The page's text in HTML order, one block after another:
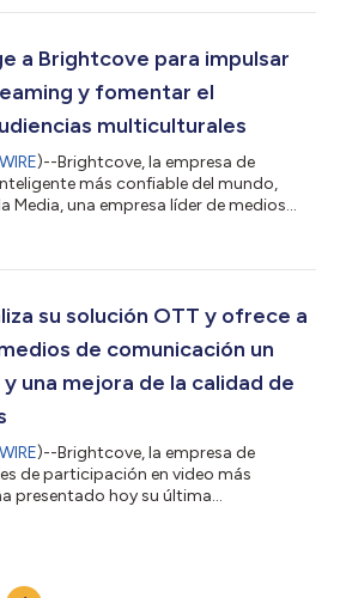
digitales significativas. Con el respaldo
IA patentada, Brightcove está
a Brightcove para impulsar
y fomentar el
multiculturales
)--Brightcove, la empresa de
más confiable del mundo,
Media, una empresa líder de medios
A través de la tecnología de video
al mejorar sus capacidades de
servicios y pr...
su solución OTT y ofrece a
de comunicación un
una mejora de la calidad de
)--Brightcove, la empresa de
de participación en video más
presentado hoy su última
OTT de Brightcove facilitan y